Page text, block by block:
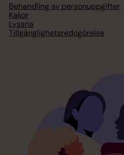
Behandling av personuppgifter
Kakor
Lyssna
Tillgänglighetsredogörelse